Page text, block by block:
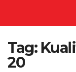
Tag:
20